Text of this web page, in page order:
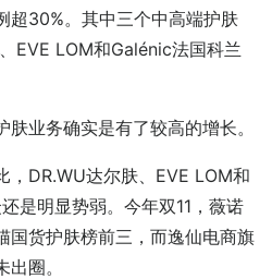
超30%。其中三个中高端护肤
EVE LOM和Galénic法国科兰
业务确实是有了较高的增长。
，DR.WU达尔肤、EVE LOM和
是明显势弱。今年双11，薇诺
国货护肤榜前三，而逸仙电商旗
圈。